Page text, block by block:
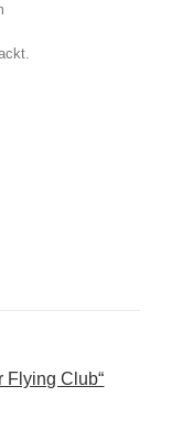
Flying Club“